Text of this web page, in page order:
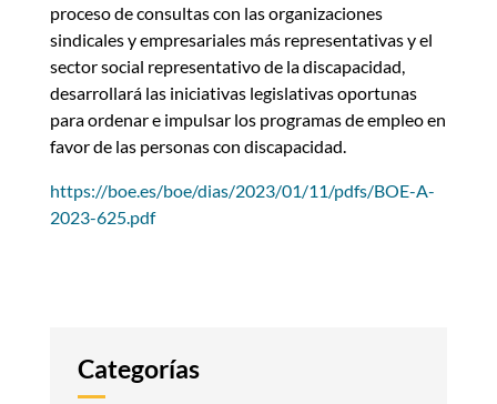
proceso de consultas con las organizaciones
sindicales y empresariales más representativas y el
sector social representativo de la discapacidad,
desarrollará las iniciativas legislativas oportunas
para ordenar e impulsar los programas de empleo en
favor de las personas con discapacidad.
https://boe.es/boe/dias/2023/01/11/pdfs/BOE-A-
2023-625.pdf
Categorías